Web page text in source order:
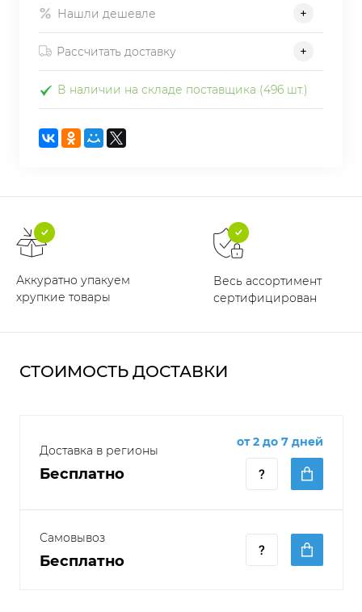
Нашли дешевле
Рассчитать доставку
В наличии на складе поставщика (496 шт.)
Аккуратно упакуем
хрупкие товары
Весь ассортимент
сертифицирован
СТОИМОСТЬ ДОСТАВКИ
Доставка в регионы
Бесплатно
от 2 до 7 дней
Самовывоз
Бесплатно